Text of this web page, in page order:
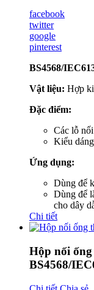
facebook
twitter
google
pinterest
BS4568/
Vật liệu: Hợp
Đặc điểm:
Các lỗ
Kiểu
Ứng dụng:
Dùng để
Dùng để
cho dây
Chi tiết
Hộp nối
BS4568/